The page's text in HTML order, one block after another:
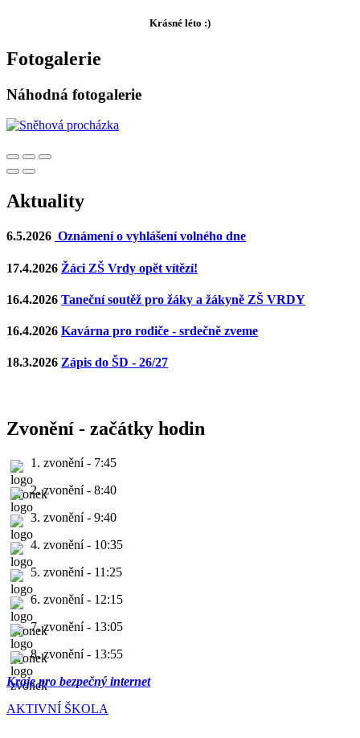
Krásné léto :)
Fotogalerie
Náhodná fotogalerie
Aktuality
6.5.2026 Oznámení o vyhlášení volného dne
17.4.2026 Žáci ZŠ Vrdy opět vítězí!
16.4.2026 Taneční soutěž pro žáky a žákyně ZŠ VRDY
16.4.2026 Kavárna pro rodiče - srdečně zveme
18.3.2026 Zápis do ŠD - 26/27
Zvonění - začátky hodin
1. zvonění - 7:45
2. zvonění - 8:40
3. zvonění - 9:40
4. zvonění - 10:35
5. zvonění - 11:25
6. zvonění - 12:15
7. zvonění - 13:05
8. zvonění - 13:55
Kraje pro bezpečný internet
AKTIVNÍ ŠKOLA